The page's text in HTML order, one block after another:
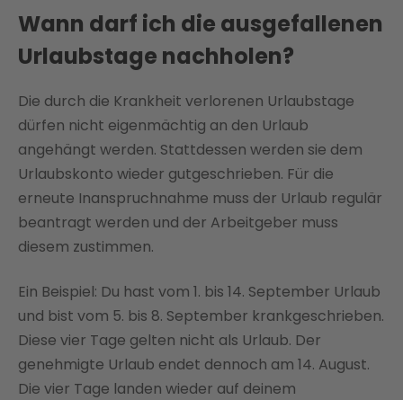
Wann darf ich die ausgefallenen
Urlaubstage nachholen?
Die durch die Krankheit verlorenen Urlaubstage
dürfen nicht eigenmächtig an den Urlaub
angehängt werden. Stattdessen werden sie dem
Urlaubskonto wieder gutgeschrieben. Für die
erneute Inanspruchnahme muss der Urlaub regulär
beantragt werden und der Arbeitgeber muss
diesem zustimmen.
Ein Beispiel: Du hast vom 1. bis 14. September Urlaub
und bist vom 5. bis 8. September krankgeschrieben.
Diese vier Tage gelten nicht als Urlaub. Der
genehmigte Urlaub endet dennoch am 14. August.
Die vier Tage landen wieder auf deinem